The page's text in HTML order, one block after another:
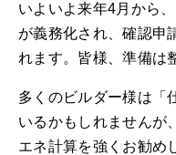
いよいよ来年4月から
が義務化され、確認申
れます。 皆様、準備は
多くのビルダー様は「
いるかもしれませんが
エネ計算を強くお勧め